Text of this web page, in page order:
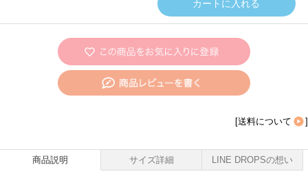
[送料について ]
商品説明 サイズ詳細 LINE DROPSの想い